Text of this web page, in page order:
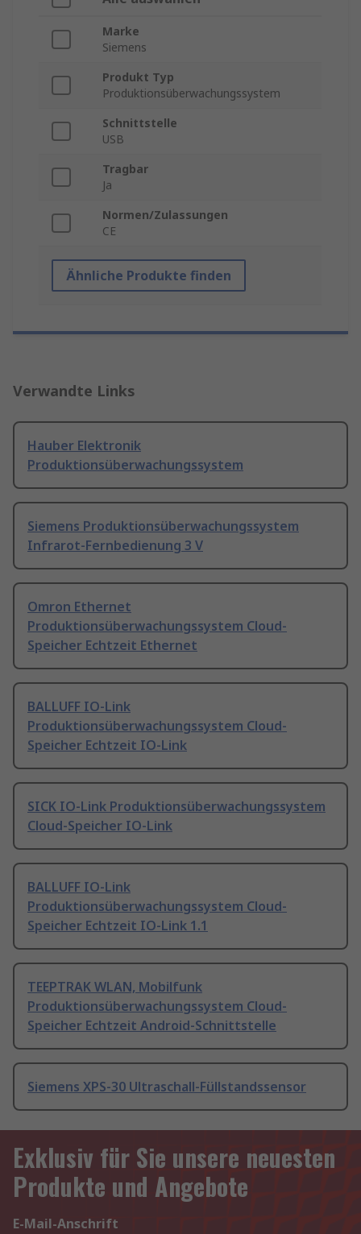
Marke
Siemens
Produkt Typ
Produktionsüberwachungssystem
Schnittstelle
USB
Tragbar
Ja
Normen/Zulassungen
CE
Ähnliche Produkte finden
Verwandte Links
Hauber Elektronik
Produktionsüberwachungssystem
Siemens Produktionsüberwachungssystem
Infrarot-Fernbedienung 3 V
Omron Ethernet
Produktionsüberwachungssystem Cloud-
Speicher Echtzeit Ethernet
BALLUFF IO-Link
Produktionsüberwachungssystem Cloud-
Speicher Echtzeit IO-Link
SICK IO-Link Produktionsüberwachungssystem
Cloud-Speicher IO-Link
BALLUFF IO-Link
Produktionsüberwachungssystem Cloud-
Speicher Echtzeit IO-Link 1.1
TEEPTRAK WLAN, Mobilfunk
Produktionsüberwachungssystem Cloud-
Speicher Echtzeit Android-Schnittstelle
Siemens XPS-30 Ultraschall-Füllstandssensor
Exklusiv für Sie unsere neuesten
Produkte und Angebote
E-Mail-Anschrift